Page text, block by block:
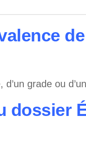
grade ou
dossier